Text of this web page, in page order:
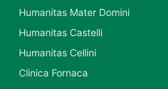
Humanitas Mater Domini
Humanitas Castelli
Humanitas Cellini
Clinica Fornaca